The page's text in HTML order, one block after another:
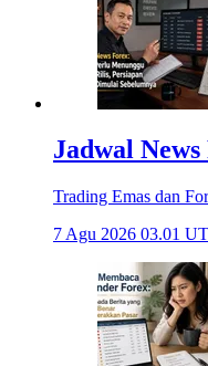
Jadwal
Trading Emas dan
7 Agu 2026 03.01